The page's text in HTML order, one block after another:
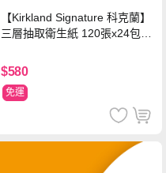
【Kirkland Signature 科克蘭】
三層抽取衛生紙 120張x24包x1
$580
免運